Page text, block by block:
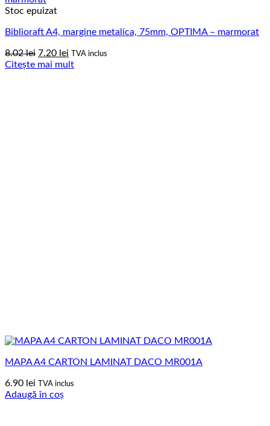
Stoc epuizat
Biblioraft A4, margine metalica, 75mm, OPTIMA – marmorat
8.02lei Prețul
inițial
7.20 lei Prețul
curent
TVA inclus
Citește mai mult
MAPA A4 CARTON LAMINAT DACO MR001A
6.90 lei TVA inclus
Adaugă în coș